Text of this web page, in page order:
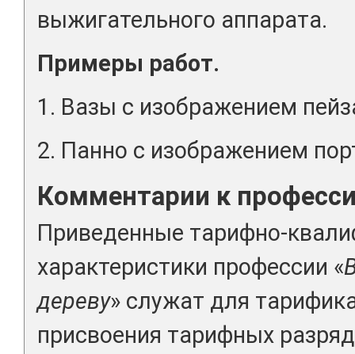
выжигательного аппарата.
Примеры работ.
1. Вазы с изображением
2. Панно с изображением
Комментарии к
Приведенные тарифно-
характеристики профессии «
дереву» служат для
присвоения тарифных